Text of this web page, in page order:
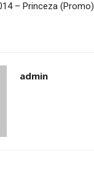
– Princeza (Promo)
admin